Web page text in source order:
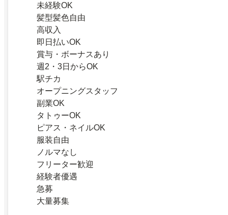
未経験OK
髪型髪色自由
高収入
即日払いOK
賞与・ボーナスあり
週2・3日からOK
駅チカ
オープニングスタッフ
副業OK
タトゥーOK
ピアス・ネイルOK
服装自由
ノルマなし
フリーター歓迎
経験者優遇
急募
大量募集